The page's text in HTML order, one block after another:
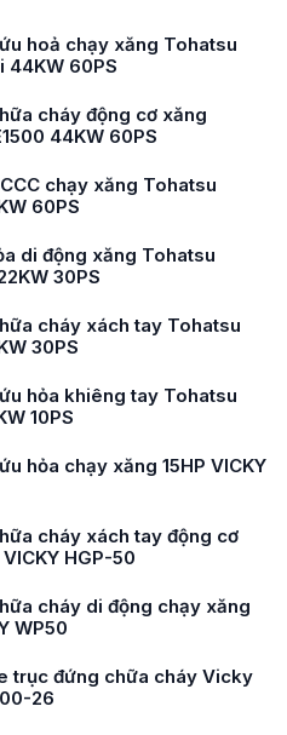
bơm chữa cháy
diesel 40HP – Máy
càng đóng vai trò
quan trọng trong việc
nổ, cũng như giảm
Máy bơm chữa cháy
được […]
hoả chạy xăng Tohatsu
44KW 60PS
cháy động cơ xăng
44KW 60PS
chạy xăng Tohatsu
60PS
di động xăng Tohatsu
30PS
cháy xách tay Tohatsu
30PS
hỏa khiêng tay Tohatsu
10PS
hỏa chạy xăng 15HP VICKY
cháy xách tay động cơ
HGP-50
cháy di động chạy xăng
WP50
trục đứng chữa cháy Vicky
26